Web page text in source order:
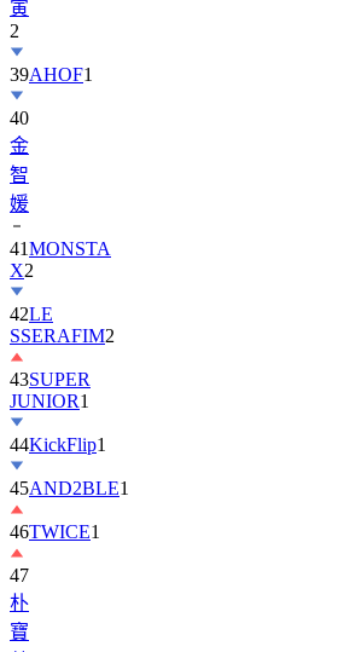
39
40
金
智
媛
41
X
42LE
SSERAFIM
43SUPER
JUNIOR
44KickFlip
45AND2BLE
46TWICE1
47
朴
寶
英
1